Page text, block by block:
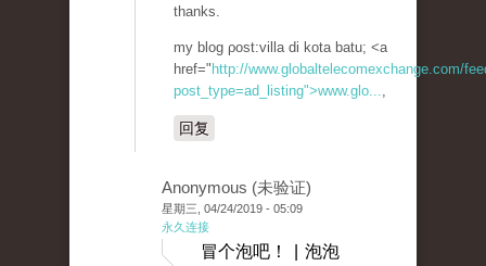
thanks.
my blog ρost:villa di kota batu; <a
href=" http://www.globaltelecomexchange.com/
post_type=ad_listing">www.glo...,
回复
Anonymous (未验证)
星期三, 04/24/2019 - 05:09
永久连接
冒个泡吧！ | 泡泡